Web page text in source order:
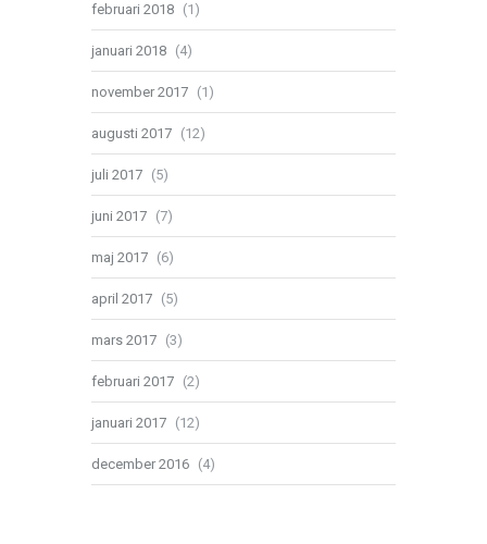
februari 2018 (1)
januari 2018 (4)
november 2017 (1)
augusti 2017 (12)
juli 2017 (5)
juni 2017 (7)
maj 2017 (6)
april 2017 (5)
mars 2017 (3)
februari 2017 (2)
januari 2017 (12)
december 2016 (4)